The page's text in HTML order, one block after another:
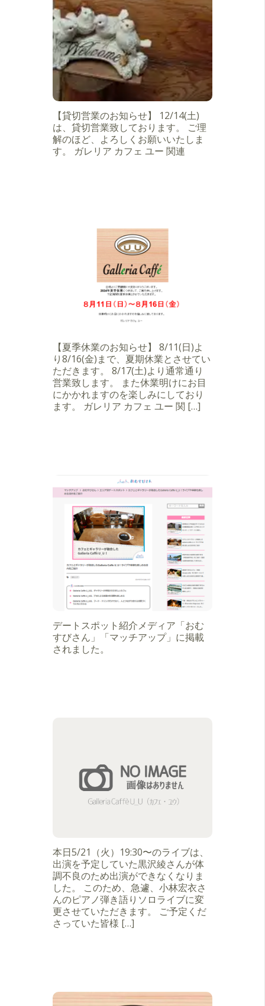
【貸切営業のお知らせ】 12/14(土)
は、貸切営業致しております。 ご理
解のほど、よろしくお願いいたしま
す。 ガレリア カフェ ユー 関連
【夏季休業のお知らせ】 8/11(日)よ
り8/16(金)まで、夏期休業とさせてい
ただきます。 8/17(土)より通常通り
営業致します。 また休業明けにお目
にかかれますのを楽しみにしており
ます。 ガレリア カフェ ユー 関 […]
デートスポット紹介メディア「おむ
すびさん」「マッチアップ」に掲載
されました。
本日5/21（火）19:30〜のライブは、
出演を予定していた黒沢綾さんが体
調不良のため出演ができなくなりま
した。 このため、急遽、小林宏衣さ
んのピアノ弾き語りソロライブに変
更させていただきます。 ご予定くだ
さっていた皆様 […]